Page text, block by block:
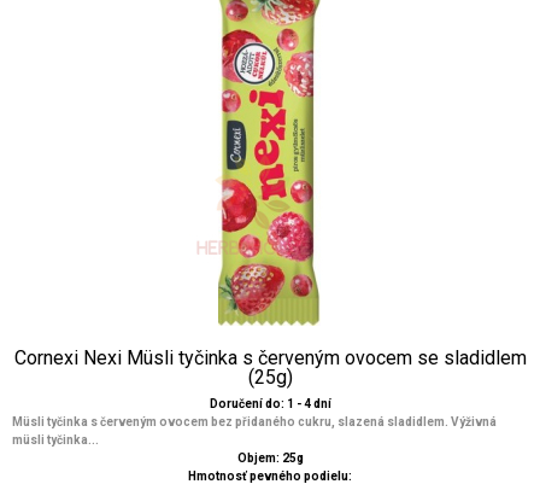
Cornexi Nexi Müsli tyčinka s červeným ovocem se sladidlem
(25g)
Doručení do: 1 - 4 dní
Müsli tyčinka s červeným ovocem bez přidaného cukru, slazená sladidlem. Výživná
müsli tyčinka...
Objem: 25g
Hmotnosť pevného podielu: